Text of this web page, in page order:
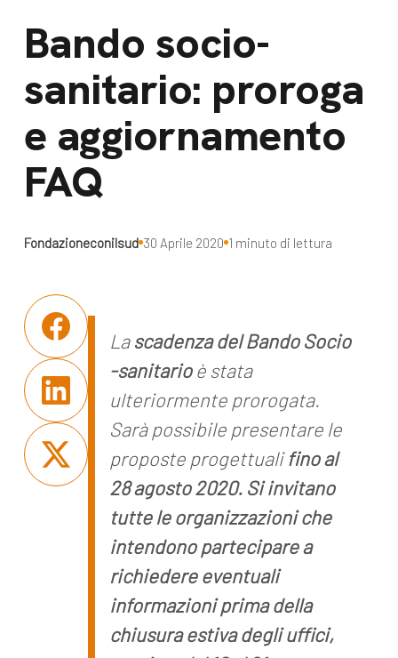
Bando socio-
sanitario: proroga
e aggiornamento
FAQ
Fondazioneconilsud 30 Aprile 2020 1 minuto di lettura
Lascadenza del Bando Socio
-sanitarioè stata
ulteriormente prorogata.
Sarà possibile presentare le
proposte progettualifino al
28 agosto 2020. Si invitano
tutte le organizzazioni che
intendono partecipare a
richiedere eventuali
informazioni prima della
chiusura estiva degli uffici,
Lavora con noi
missione
News e
appuntamenti
Appuntamenti
Campagne
Libri e
pubblicazioni
Seguici sui social: